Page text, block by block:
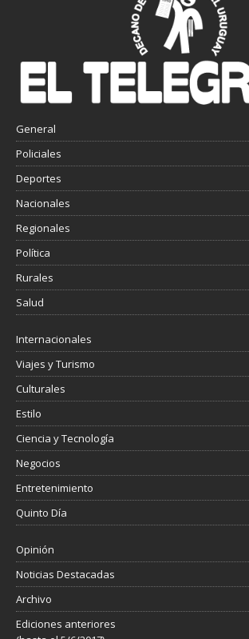
General
Policiales
Deportes
Nacionales
Regionales
Política
Rurales
Salud
Internacionales
Viajes y Turismo
Culturales
Estilo
Ciencia y Tecnología
Negocios
Entretenimiento
Quinto Día
Opinión
Noticias Destacadas
Archivo
Ediciones anteriores